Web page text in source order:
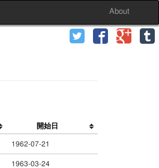
About
開始日
1962-07-21
1963-03-24